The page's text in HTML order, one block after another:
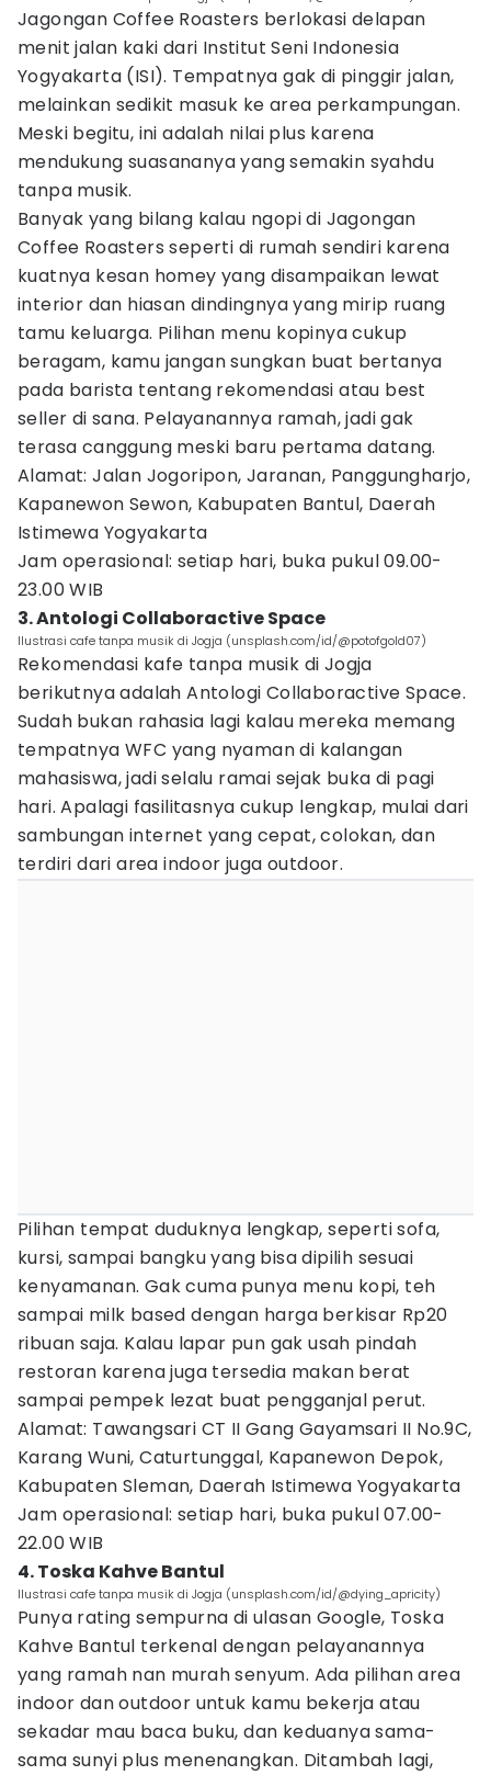
Jagongan Coffee Roasters berlokasi delapan
menit jalan kaki dari Institut Seni Indonesia
Yogyakarta (ISI). Tempatnya gak di pinggir jalan,
melainkan sedikit masuk ke area perkampungan.
Meski begitu, ini adalah nilai plus karena
mendukung suasananya yang semakin syahdu
tanpa musik.
Banyak yang bilang kalau ngopi di Jagongan
Coffee Roasters seperti di rumah sendiri karena
kuatnya kesan homey yang disampaikan lewat
interior dan hiasan dindingnya yang mirip ruang
tamu keluarga. Pilihan menu kopinya cukup
beragam, kamu jangan sungkan buat bertanya
pada barista tentang rekomendasi atau best
seller di sana. Pelayanannya ramah, jadi gak
terasa canggung meski baru pertama datang.
Alamat: Jalan Jogoripon, Jaranan, Panggungharjo,
Kapanewon Sewon, Kabupaten Bantul, Daerah
Istimewa Yogyakarta
Jam operasional: setiap hari, buka pukul 09.00-
23.00 WIB
3. Antologi Collaboractive Space
Ilustrasi cafe tanpa musik di Jogja (unsplash.com/id/@potofgold07)
Rekomendasi kafe tanpa musik di Jogja
berikutnya adalah Antologi Collaboractive Space.
Sudah bukan rahasia lagi kalau mereka memang
tempatnya WFC yang nyaman di kalangan
mahasiswa, jadi selalu ramai sejak buka di pagi
hari. Apalagi fasilitasnya cukup lengkap, mulai dari
sambungan internet yang cepat, colokan, dan
terdiri dari area indoor juga outdoor.
Pilihan tempat duduknya lengkap, seperti sofa,
kursi, sampai bangku yang bisa dipilih sesuai
kenyamanan. Gak cuma punya menu kopi, teh
sampai milk based dengan harga berkisar Rp20
ribuan saja. Kalau lapar pun gak usah pindah
restoran karena juga tersedia makan berat
sampai pempek lezat buat pengganjal perut.
Alamat: Tawangsari CT II Gang Gayamsari II No.9C,
Karang Wuni, Caturtunggal, Kapanewon Depok,
Kabupaten Sleman, Daerah Istimewa Yogyakarta
Jam operasional: setiap hari, buka pukul 07.00-
22.00 WIB
4. Toska Kahve Bantul
Ilustrasi cafe tanpa musik di Jogja (unsplash.com/id/@dying_apricity)
Punya rating sempurna di ulasan Google, Toska
Kahve Bantul terkenal dengan pelayanannya
yang ramah nan murah senyum. Ada pilihan area
indoor dan outdoor untuk kamu bekerja atau
sekadar mau baca buku, dan keduanya sama-
sama sunyi plus menenangkan. Ditambah lagi,